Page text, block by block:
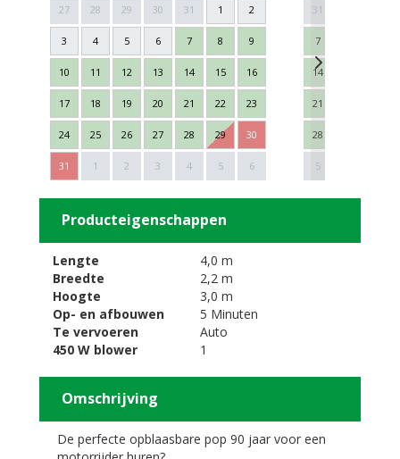
27 28 29 30 31 1 2
3 4 5 6 7 8 9
10 11 12 13 14 15 16
17 18 19 20 21 22 23
24 25 26 27 28 29 30
31 1 2 3 4 5 6
31
7
14
21
28
5
Next
Producteigenschappen
Lengte
4,0 m
Breedte
2,2 m
Hoogte
3,0 m
Op- en afbouwen
5 Minuten
Te vervoeren
Auto
450 W blower
1
Omschrijving
De perfecte opblaasbare pop 90 jaar voor een